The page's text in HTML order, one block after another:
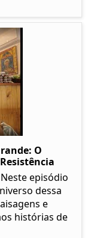
O
episódio
dessa
e
histórias de